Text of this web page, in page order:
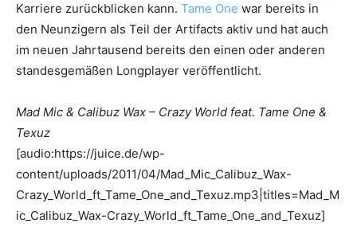
Karriere zurückblicken kann. Tame One war bereits in
den Neunzigern als Teil der Artifacts aktiv und hat auch
im neuen Jahrtausend bereits den einen oder anderen
standesgemäßen Longplayer veröffentlicht.
Mad Mic & Calibuz Wax – Crazy World feat. Tame One &
Texuz
[audio:https://juice.de/wp-
content/uploads/2011/04/Mad_Mic_Calibuz_Wax-
Crazy_World_ft_Tame_One_and_Texuz.mp3|titles=Mad_M
ic_Calibuz_Wax-Crazy_World_ft_Tame_One_and_Texuz]